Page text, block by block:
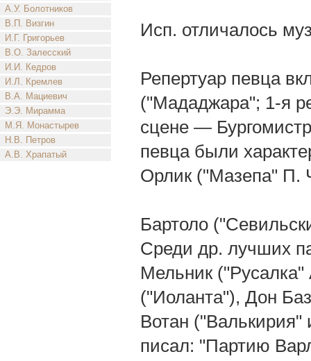
А.У. Болотников
В.П. Визгин
И.Г. Григорьев
В.О. Залесский
И.И. Кедров
И.Л. Кремлев
В.А. Мациевич
Э.Э. Мирамма
М.Я. Монастырев
Н.В. Петров
А.В. Храпатый
Исп. отличалось
Репертуар певца
("Мададжара"; 1-я
сцене —
певца были
Орлик ("Мазепа" П.
Бартоло
Среди др. лучших
Мельник ("Русалка"
("Иоланта"), Дон
Вотан
писал: "Партию